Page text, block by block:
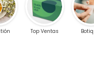
Top Ventas